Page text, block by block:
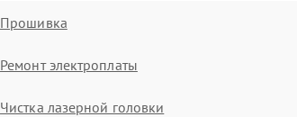
Прошивка
Ремонт электроплаты
Чистка лазерной головки